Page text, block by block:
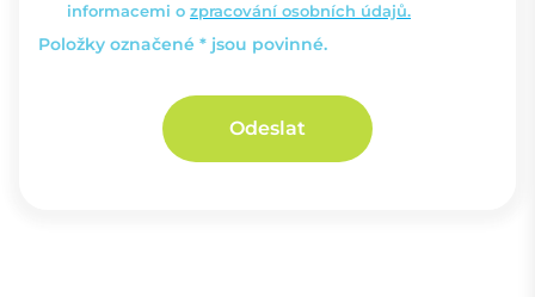
informacemi o zpracování osobních údajů.
Položky označené * jsou povinné.
Odeslat